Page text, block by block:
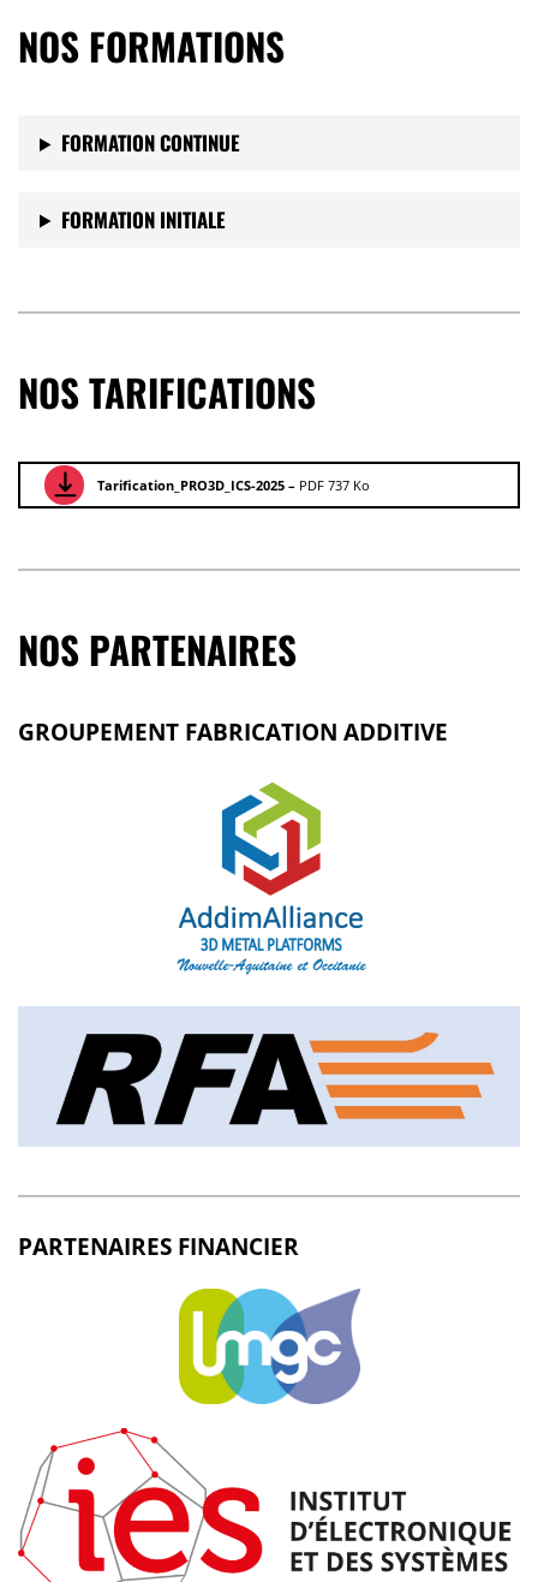
NOS FORMATIONS
FORMATION CONTINUE
FORMATION INITIALE
NOS TARIFICATIONS
Tarification_PRO3D_ICS-2025 – PDF 737 Ko
NOS PARTENAIRES
GROUPEMENT FABRICATION ADDITIVE
PARTENAIRES FINANCIER